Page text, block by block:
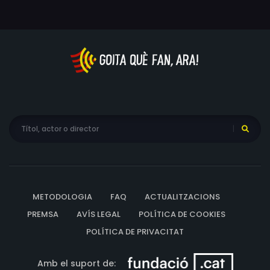
METODOLOGIA FAQ
ACTUALITZACIONS
PREMSA
AVÍS LEGAL
POLÍTICA DE COOKIES
POLÍTICA DE PRIVACITAT
Amb el suport de: